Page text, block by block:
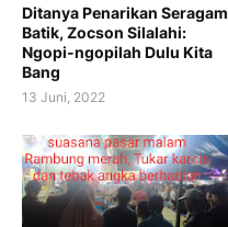
Ditanya Penarikan Seragam
Batik, Zocson Silalahi:
Ngopi-ngopilah Dulu Kita
Bang
13 Juni, 2022